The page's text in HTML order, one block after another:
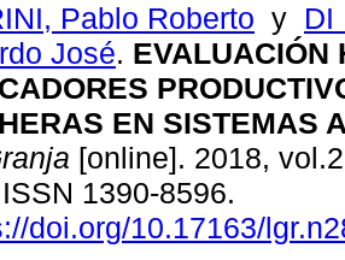
Pablo Roberto y DI
José. EVALUACIÓN
EN SISTEMAS
[online]. 2018,
1390-8596.
doi.org/10.17163/